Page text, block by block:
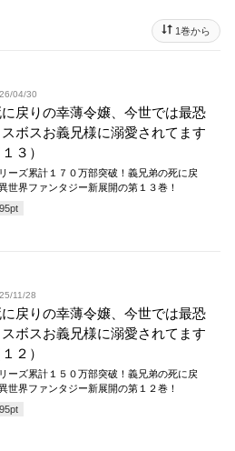
1巻から
04/30
戻りの幸薄令嬢、今世では最恐
スボスお義兄様に溺愛されてます
１３）
ーズ累計１７０万部突破！義兄弟の死に戻
世界ファンタジー新展開の第１３巻！
pt
11/28
戻りの幸薄令嬢、今世では最恐
スボスお義兄様に溺愛されてます
１２）
ーズ累計１５０万部突破！義兄弟の死に戻
世界ファンタジー新展開の第１２巻！
pt